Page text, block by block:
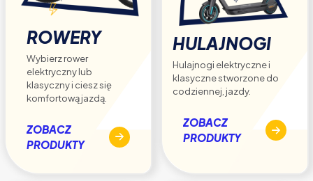
ROWERY
Wybierz rower
elektryczny lub
klasyczny i ciesz się
komfortową jazdą.
ZOBACZ
PRODUKTY
HULAJNOGI
Hulajnogi elektryczne i
klasyczne stworzone do
codziennej, jazdy.
ZOBACZ
PRODUKTY